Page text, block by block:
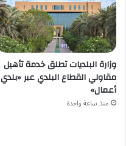
وزارة البلديات تطلق خدمة تأهيل
مقاولي القطاع البلدي عبر «بلدي
أعمال»
منذ ساعة واحدة